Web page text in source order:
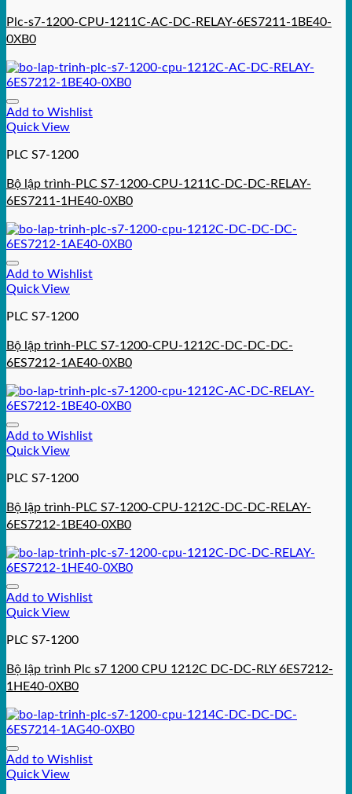
Plc-s7-1200-CPU-1211C-AC-DC-RELAY-6ES7211-1BE40-
0XB0
Add to Wishlist
Quick View
PLC S7-1200
Bộ lập trình-PLC S7-1200-CPU-1211C-DC-DC-RELAY-
6ES7211-1HE40-0XB0
Add to Wishlist
Quick View
PLC S7-1200
Bộ lập trình-PLC S7-1200-CPU-1212C-DC-DC-DC-
6ES7212-1AE40-0XB0
Add to Wishlist
Quick View
PLC S7-1200
Bộ lập trình-PLC S7-1200-CPU-1212C-DC-DC-RELAY-
6ES7212-1BE40-0XB0
Add to Wishlist
Quick View
PLC S7-1200
Bộ lập trình Plc s7 1200 CPU 1212C DC-DC-RLY 6ES7212-
1HE40-0XB0
Add to Wishlist
Quick View